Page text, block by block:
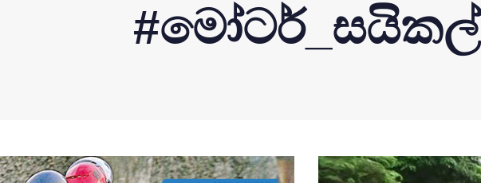
#මෝටර්_සයිකල්